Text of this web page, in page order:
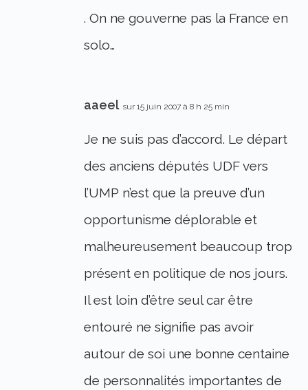
. On ne gouverne pas la France en
solo…
aaeel sur 15 juin 2007 à 8 h 25 min
Je ne suis pas d’accord. Le départ
des anciens députés UDF vers
l’UMP n’est que la preuve d’un
opportunisme déplorable et
malheureusement beaucoup trop
présent en politique de nos jours.
Il est loin d’être seul car être
entouré ne signifie pas avoir
autour de soi une bonne centaine
de personnalités importantes de